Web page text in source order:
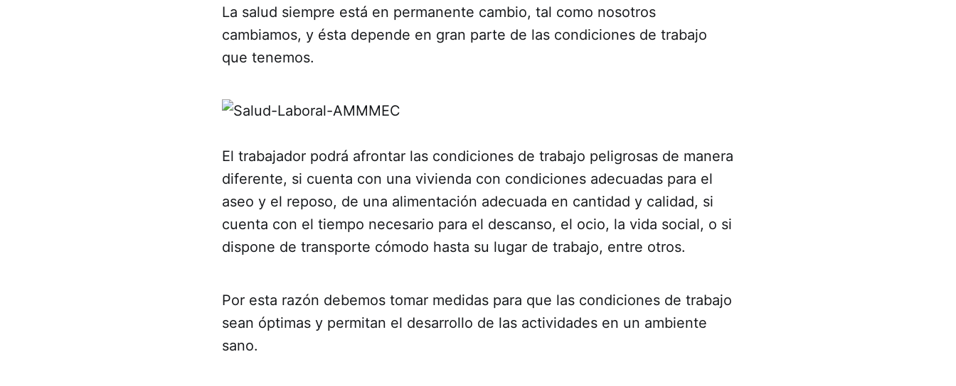
La salud siempre está en permanente cambio, tal como nosotros
cambiamos, y ésta depende en gran parte de las condiciones de trabajo
que tenemos.
El trabajador podrá afrontar las condiciones de trabajo peligrosas de manera
diferente, si cuenta con una vivienda con condiciones adecuadas para el
aseo y el reposo, de una alimentación adecuada en cantidad y calidad, si
cuenta con el tiempo necesario para el descanso, el ocio, la vida social, o si
dispone de transporte cómodo hasta su lugar de trabajo, entre otros.
Por esta razón debemos tomar medidas para que las condiciones de trabajo
sean óptimas y permitan el desarrollo de las actividades en un ambiente
sano.